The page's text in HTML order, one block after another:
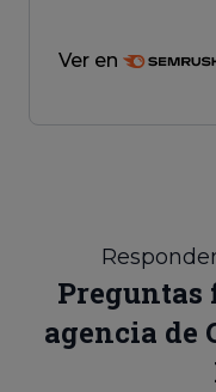
Ver en
Preguntas
agencia de